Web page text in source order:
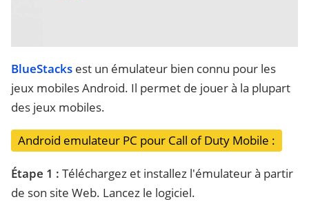
BlueStacks est un émulateur bien connu pour les
jeux mobiles Android. Il permet de jouer à la plupart
des jeux mobiles.
Android emulateur PC pour Call of Duty Mobile :
Étape 1 : Téléchargez et installez l'émulateur à partir
de son site Web. Lancez le logiciel.